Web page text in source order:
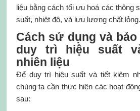
liệu bằng cách tối ưu hoá các thông
suất, nhiệt độ, và lưu lượng chất lỏng.
Cách sử dụng và
duy trì hiệu suất
nhiên liệu
Để duy trì hiệu suất và tiết kiệm
chúng ta cần thực hiện các hoạt
sau: